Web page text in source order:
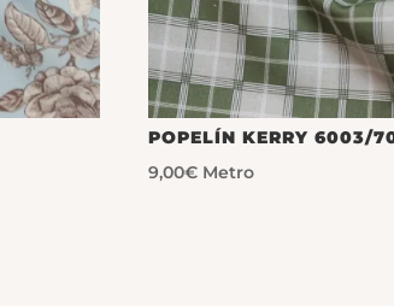
POPELÍN KERRY 6003/
9,00€ Metro